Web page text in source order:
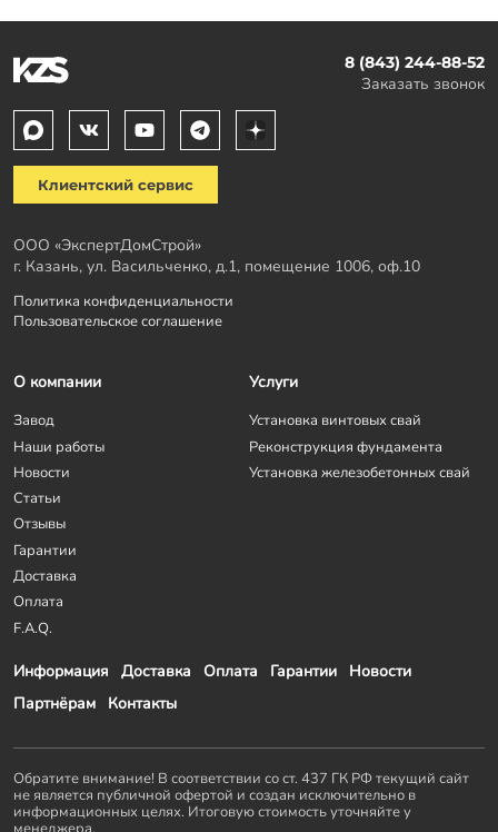
8 (843) 244-88-52
Заказать звонок
Клиентский сервис
ООО «ЭкспертДомСтрой»
г. Казань, ул. Васильченко, д.1, помещение 1006, оф.10
Политика конфиденциальности
Пользовательское соглашение
Информация Доставка Оплата Гарантии
Новости
Партнёрам
Контакты
О компании
Завод
Наши работы
Новости
Статьи
Отзывы
Гарантии
Доставка
Оплата
F.A.Q.
Услуги
Установка винтовых свай
Реконструкция фундамента
Установка железобетонных свай
Обратите внимание! В соответствии со ст. 437 ГК РФ текущий сайт
не является публичной офертой и создан исключительно в
информационных целях. Итоговую стоимость уточняйте у
менеджера.